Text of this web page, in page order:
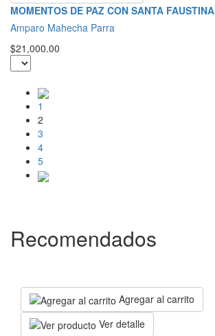
MOMENTOS DE PAZ CON SANTA FAUSTINA
Amparo Mahecha Parra
$21,000.00
1
2
3
4
5
Recomendados
Agregar al carrito
Ver detalle